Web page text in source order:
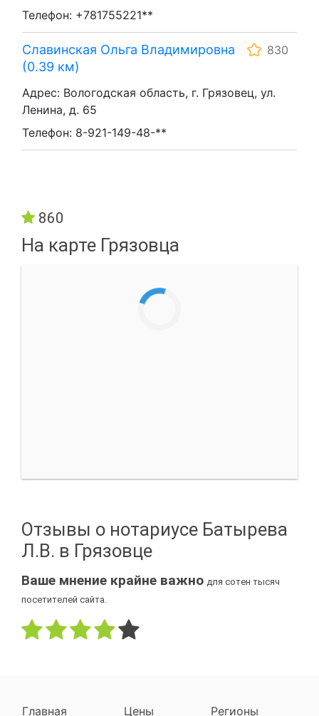
Телефон: +781755221**
Славинская Ольга Владимировна
(0.39 км)
830
Адрес: Вологодская область, г. Грязовец, ул.
Ленина, д. 65
Телефон: 8-921-149-48-**
860
На карте Грязовца
Отзывы о нотариусе Батырева
Л.В. в Грязовце
Ваше мнение крайне важно для сотен тысяч
посетителей сайта.
Главная Цены Регионы